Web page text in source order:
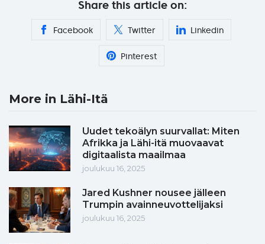
Share this article on:
Facebook Twitter Linkedin
Pinterest
More in Lähi-Itä
Uudet tekoälyn suurvallat: Miten
Afrikka ja Lähi-itä muovaavat
digitaalista maailmaa
joulukuu 16, 2025
Jared Kushner nousee jälleen
Trumpin avainneuvottelijaksi
joulukuu 16, 2025